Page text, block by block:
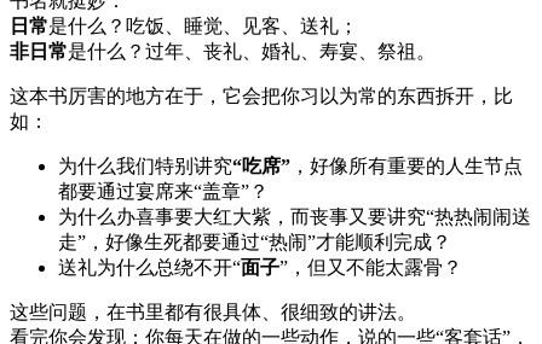
日常是什么？吃饭、睡觉、见客、送礼；
非日常是什么？过年、丧礼、婚礼、寿宴、祭祖。
这本书厉害的地方在于，它会把你习以为常的东西拆开，比
如：
为什么我们特别讲究“吃席” ，好像所有重要的人生节点
都要通过宴席来“盖章”？
为什么办喜事要大红大紫，而丧事又要讲究“热热闹闹送
走”，好像生死都要通过“热闹”才能顺利完成？
送礼为什么总绕不开“面子”，但又不能太露骨？
这些问题，在书里都有很具体、很细致的讲法。
看完你会发现：你每天在做的一些动作，说的一些“客套话”，